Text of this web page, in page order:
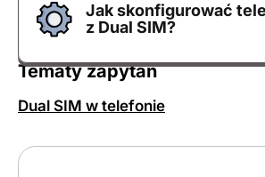
Tematy zapytań
Dual SIM w telefonie
Jak skonfigurować
z Dual SIM?